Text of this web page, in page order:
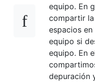
equipo. En
compartir
espacios
equipo si
equipo. En
depuración